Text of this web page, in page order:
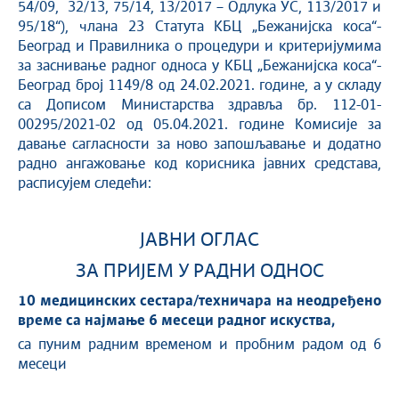
54/09, 32/13, 75/14, 13/2017 – Одлука УС, 113/2017 и
95/18“), члана 23 Статута КБЦ „Бежанијска коса“-
Београд и Правилника о процедури и критеријумима
за заснивање радног односа у КБЦ „Бежанијска коса“-
Београд број 1149/8 од 24.02.2021. године, а у складу
са Дописом Министарства здравља бр. 112-01-
00295/2021-02 од 05.04.2021. године Комисије за
давање сагласности за ново запошљавање и додатно
радно ангажовање код корисника јавних средстава,
расписујем следећи:
ЈАВНИ ОГЛАС
ЗА ПРИЈЕМ У РАДНИ ОДНОС
10 медицинских сестара/техничара на неодређено
време са најмање 6 месеци радног искуства,
са пуним радним временом и пробним радом од 6
месеци